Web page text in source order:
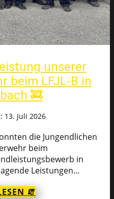
unserer
beim LFJL-B in
🚒
13. Juli 2026
die Jungendlichen
beim
in
Leistungen...
🧯